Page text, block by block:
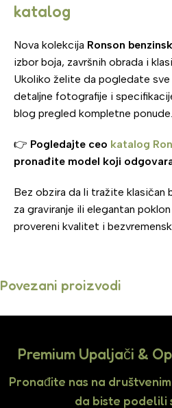
katalog
Nova kolekcija Ronson
izbor boja, završnih obrada i
Ukoliko želite da pogledate
detaljne fotografije i
blog pregled kompletne ponude.
👉 Pogledajte ceo katalog
pronađite model koji
Bez obzira da li tražite klasičan
za graviranje ili elegantan
provereni kvalitet i
Povezani proizvodi
Premium Upaljači &
Pronađite nas na
da biste podelili